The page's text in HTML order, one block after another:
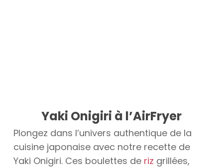
Yaki Onigiri à l’AirFryer
Plongez dans l’univers authentique de la
cuisine japonaise avec notre recette de
Yaki Onigiri. Ces boulettes de riz grillées,